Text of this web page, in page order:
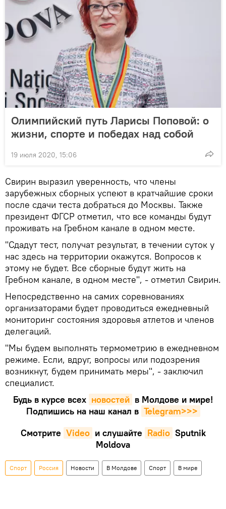
Олимпийский путь Ларисы Поповой: о
жизни, спорте и победах над собой
19 июля 2020, 15:06
Свирин выразил уверенность, что члены
зарубежных сборных успеют в кратчайшие сроки
после сдачи теста добраться до Москвы. Также
президент ФГСР отметил, что все команды будут
проживать на Гребном канале в одном месте.
"Сдадут тест, получат результат, в течении суток у
нас здесь на территории окажутся. Вопросов к
этому не будет. Все сборные будут жить на
Гребном канале, в одном месте", - отметил Свирин.
Непосредственно на самих соревнованиях
организаторами будет проводиться ежедневный
мониторинг состояния здоровья атлетов и членов
делегаций.
"Мы будем выполнять термометрию в ежедневном
режиме. Если, вдруг, вопросы или подозрения
возникнут, будем принимать меры", - заключил
специалист.
Будь в курсе всех новостей в Молдове и мире!
Подпишись на наш канал в Telegram>>>
Смотрите Video и слушайте Radio Sputnik
Moldova
Спорт Россия Новости В Молдове Спорт В мире